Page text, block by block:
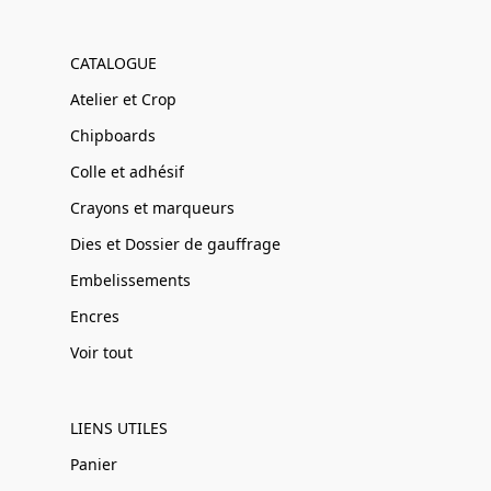
CATALOGUE
Atelier et Crop
Chipboards
Colle et adhésif
Crayons et marqueurs
Dies et Dossier de gauffrage
Embelissements
Encres
Voir tout
LIENS UTILES
Panier